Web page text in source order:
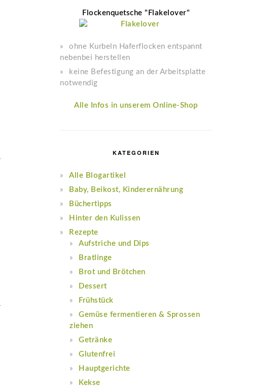
Flockenquetsche "Flakelover"
ohne Kurbeln Haferflocken entspannt
nebenbei herstellen
keine Befestigung an der Arbeitsplatte
notwendig
Alle Infos in unserem Online-Shop
KATEGORIEN
Alle Blogartikel
Baby, Beikost, Kinderernährung
Büchertipps
Hinter den Kulissen
Rezepte
Aufstriche und Dips
Bratlinge
Brot und Brötchen
Dessert
Frühstück
Gemüse fermentieren & Sprossen
ziehen
Getränke
Glutenfrei
Hauptgerichte
Kekse